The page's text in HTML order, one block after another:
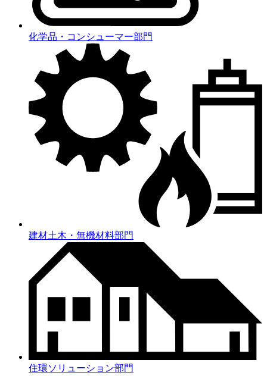
化学品・コンシューマー部門
建材土木・無機材料部門
住環ソリューション部門